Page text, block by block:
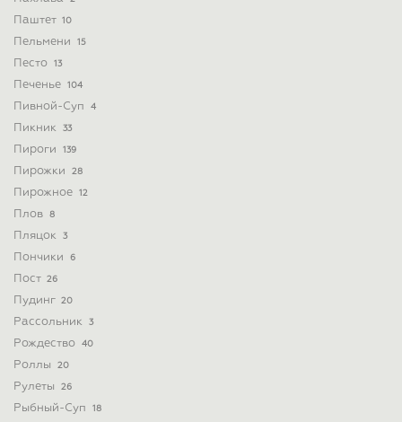
Паштет 10
Пельмени 15
Песто 13
Печенье 104
Пивной-Суп 4
Пикник 33
Пироги 139
Пирожки 28
Пирожное 12
Плов 8
Пляцок 3
Пончики 6
Пост 26
Пудинг 20
Рассольник 3
Рождество 40
Роллы 20
Рулеты 26
Рыбный-Суп 18